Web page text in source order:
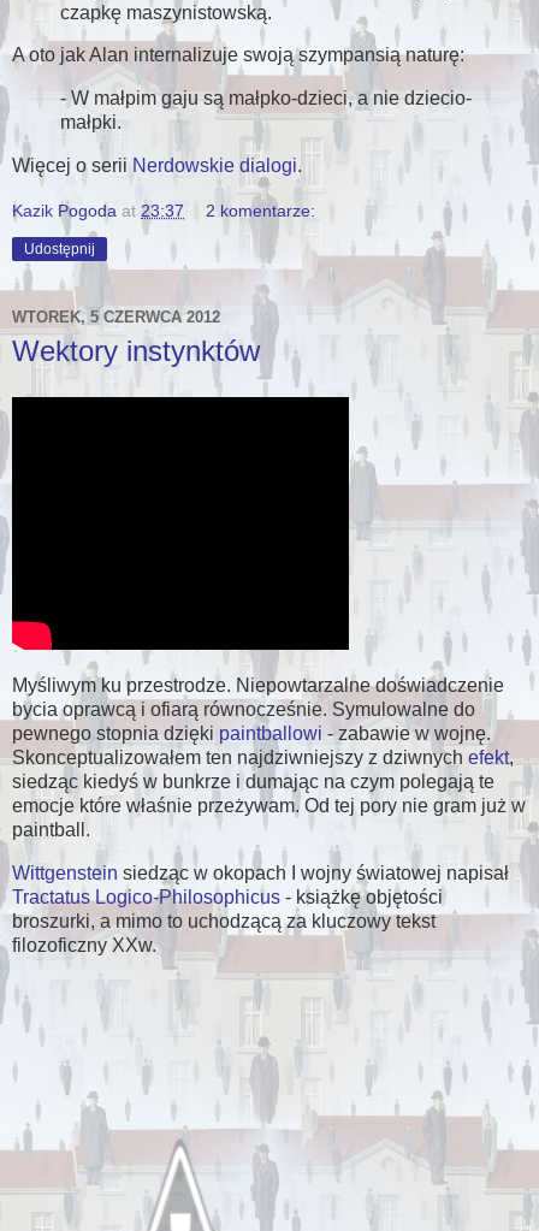
czapkę maszynistowską.
A oto jak Alan internalizuje swoją szympansią naturę:
- W małpim gaju są małpko-dzieci, a nie dziecio-
małpki.
Więcej o serii Nerdowskie dialogi.
Kazik Pogoda at 23:37 2 komentarze:
Udostępnij
WTOREK, 5 CZERWCA 2012
Wektory instynktów
Myśliwym ku przestrodze. Niepowtarzalne doświadczenie
bycia oprawcą i ofiarą równocześnie. Symulowalne do
pewnego stopnia dzięki paintballowi - zabawie w wojnę.
Skonceptualizowałem ten najdziwniejszy z dziwnych efekt,
siedząc kiedyś w bunkrze i dumając na czym polegają te
emocje które właśnie przeżywam. Od tej pory nie gram już w
paintball.
Wittgenstein siedząc w okopach I wojny światowej napisał
Tractatus Logico-Philosophicus - książkę objętości
broszurki, a mimo to uchodzącą za kluczowy tekst
filozoficzny XXw.